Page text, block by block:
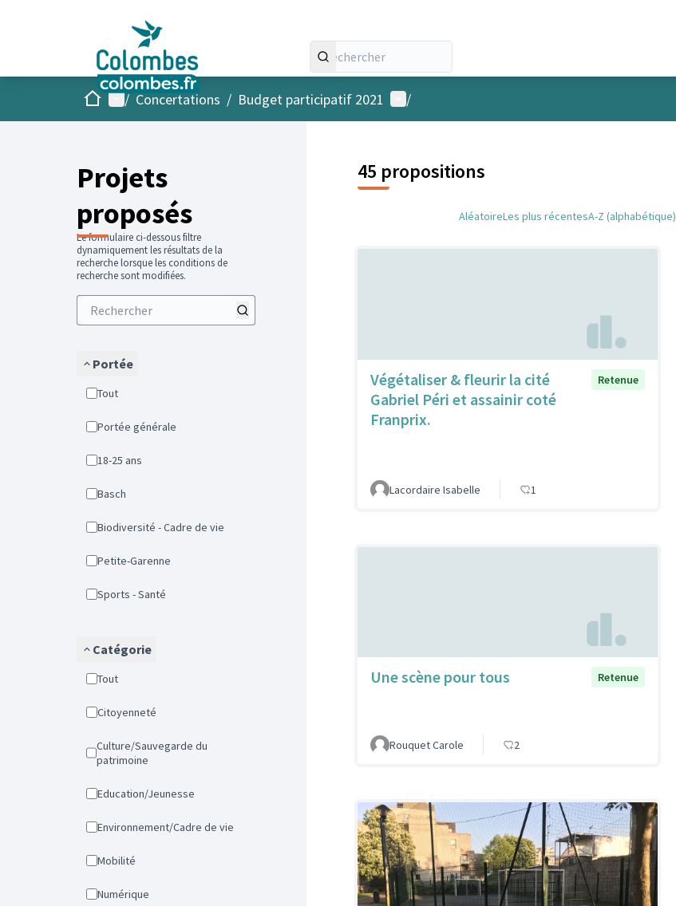
AccueilMenu principal
/ Concertations / Budget participatif 2021 Menu utilisateur
/
Projets
proposés
Le formulaire ci-dessous filtre
dynamiquement les résultats de la
recherche lorsque les conditions de
recherche sont modifiées.
Portée
Tout
Portée générale
18-25 ans
Basch
Biodiversité - Cadre de vie
Petite-Garenne
Sports - Santé
Catégorie
Tout
Citoyenneté
Culture/Sauvegarde du
patrimoine
Education/Jeunesse
Environnement/Cadre de vie
Mobilité
Numérique
45 propositions
AléatoireLes plus récentesA-Z (alphabétique)
Végétaliser & fleurir la cité
Gabriel Péri et assainir coté
Franprix.
Retenue
Lacordaire Isabelle 1
Une scène pour tous Retenue
Rouquet Carole 2